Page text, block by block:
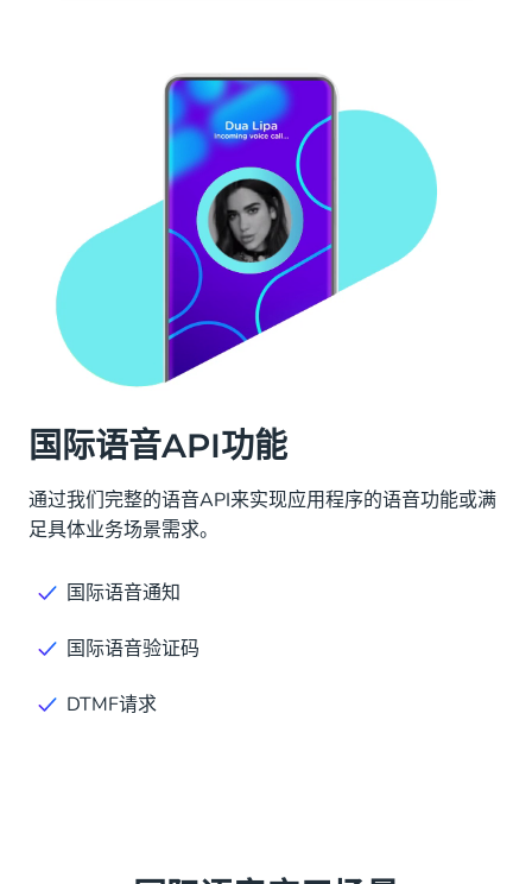
国际语音API功能
通过我们完整的语音API来实现应用程序的语音功能或满
足具体业务场景需求。
国际语音通知
国际语音验证码
DTMF请求